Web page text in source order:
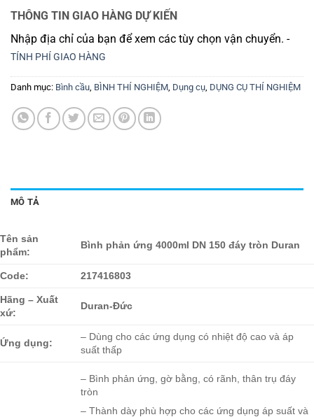
THÔNG TIN GIAO HÀNG DỰ KIẾN
Nhập địa chỉ của bạn để xem các tùy chọn vận chuyển. -
TÍNH PHÍ GIAO HÀNG
Danh mục: Bình cầu, BÌNH THÍ NGHIỆM, Dụng cụ, DỤNG CỤ THÍ NGHIỆM
MÔ TẢ
Tên sản
phẩm:
Bình phản ứng 4000ml DN 150 đáy tròn Duran
Code: 217416803
Hãng – Xuất
xứ:
Duran-Đức
Ứng dụng:
– Dùng cho các ứng dụng có nhiệt độ cao và áp
suất thấp
– Bình phản ứng, gờ bằng, có rãnh, thân trụ đáy
tròn
– Thành dày phù hợp cho các ứng dụng áp suất và